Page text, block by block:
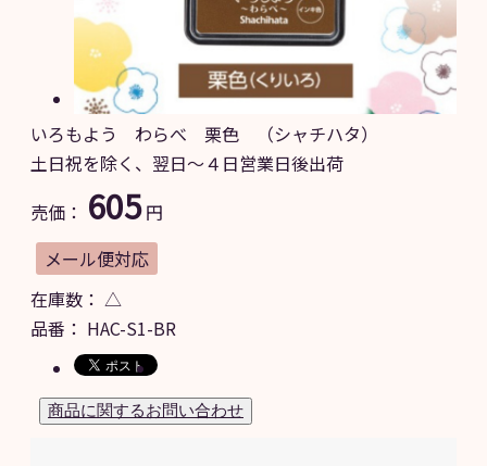
いろもよう わらべ 栗色 （シャチハタ）
土日祝を除く、翌日～４日営業日後出荷
売価： 605円
メール便対応
在庫数： △
品番： HAC-S1-BR